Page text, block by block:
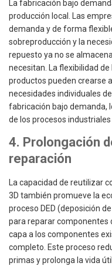
La fabricación bajo
producción local. Las
demanda y de forma
sobreproducción y la
repuesto ya no se
necesitan. La flexibilidad
productos pueden crearse
necesidades individuales
fabricación bajo demanda,
de los procesos
4. Prolongación
reparación
La capacidad de reutilizar
3D también promueve la
proceso DED (deposición
para reparar componentes
capa a los componentes
completo. Este proceso
primas y prolonga la vida